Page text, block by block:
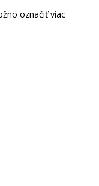
označiť viac